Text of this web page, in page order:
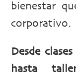
bienestar
corporativo.
Desde
hasta